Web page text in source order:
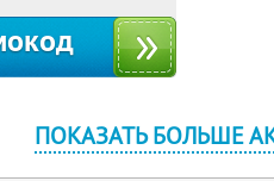
ПОКАЗАТЬ БОЛЬШЕ